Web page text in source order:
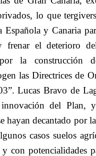
lo que
Española y Canaria
frenar el deterioro
la construcción
las Directrices de
Lucas Bravo de
innovación del Plan,
hayan decantado por
casos suelos
con potencialidades